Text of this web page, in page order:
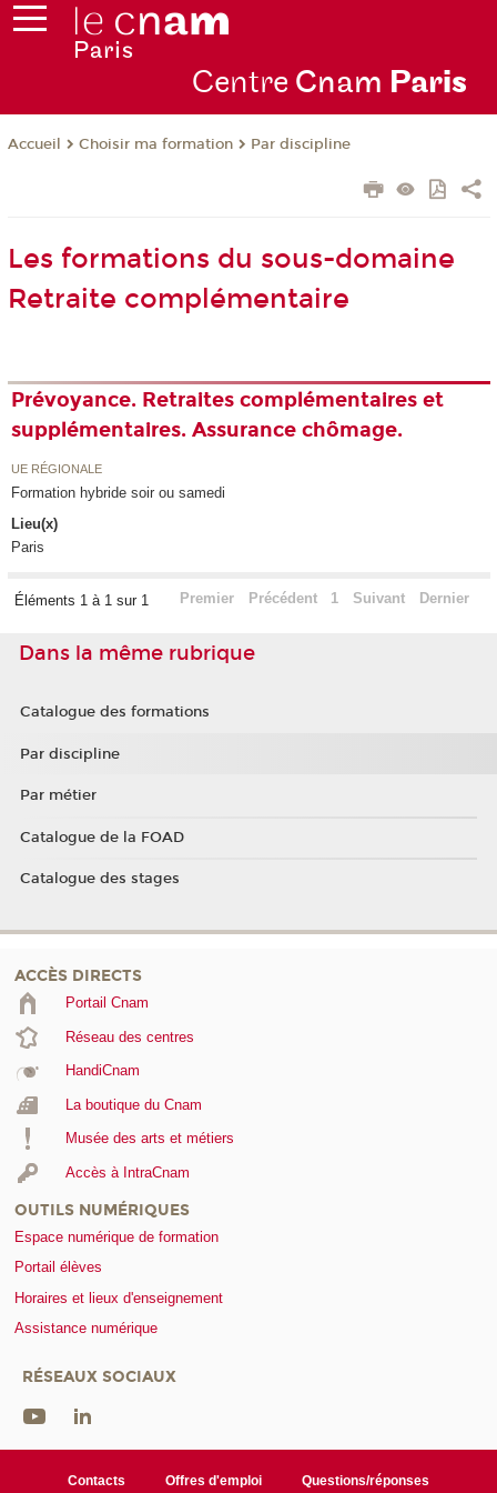
Centre Cnam Paris
Accueil Choisir ma formation Par discipline
Les formations du sous-domaine
Retraite complémentaire
Prévoyance. Retraites complémentaires et
supplémentaires. Assurance chômage.
UE RÉGIONALE
Formation hybride soir ou samedi
Lieu(x)
Paris
Éléments 1 à 1 sur 1 Premier Précédent 1 Suivant Dernier
Dans la même rubrique
Catalogue des formations
Par discipline
Par métier
Catalogue de la FOAD
Catalogue des stages
ACCÈS DIRECTS
Portail Cnam
Réseau des centres
HandiCnam
La boutique du Cnam
Musée des arts et métiers
Accès à IntraCnam
OUTILS NUMÉRIQUES
Espace numérique de formation
Portail élèves
Horaires et lieux d'enseignement
Assistance numérique
RÉSEAUX SOCIAUX
Contacts Offres d'emploi Questions/réponses